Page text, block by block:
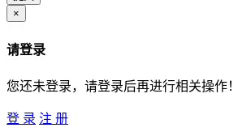
×
请登录
您还未登录，请登录后再进行相关操作！
登 录 注 册